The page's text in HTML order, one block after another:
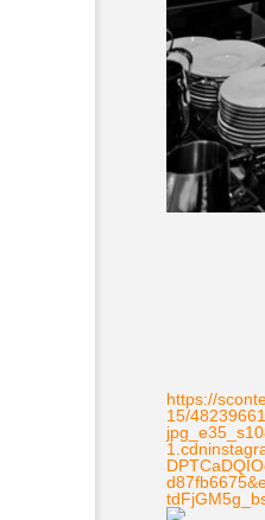
https://
15/